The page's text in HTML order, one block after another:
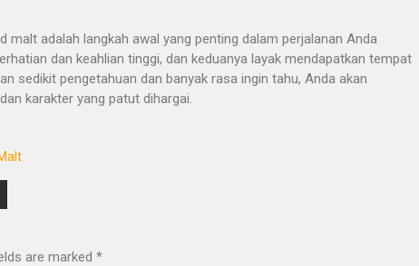
adalah langkah awal yang penting dalam perjalanan Anda
dan keahlian tinggi, dan keduanya layak mendapatkan tempat
sedikit pengetahuan dan banyak rasa ingin tahu, Anda akan
karakter yang patut dihargai.
are marked *